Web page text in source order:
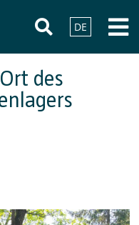
DE
des